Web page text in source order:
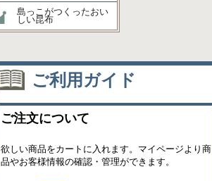
島っこがつくったおい
しい昆布
ご利用ガイド
ご注文について
欲しい商品をカートに入れます。マイページより商
品やお客様情報の確認・管理ができます。